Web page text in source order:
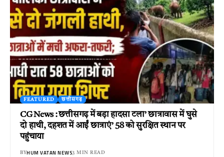
FEATURED छत्तीसगढ़
CG News : छत्तीसगढ़ में बड़ा हादसा टला’ छात्रावास में घुसे
दो हाथी, दहशत में आईं छात्राएं’ 58 को सुरक्षित स्थान पर
पहुंचाया
BYHUM VATAN NEWS3 MIN READ